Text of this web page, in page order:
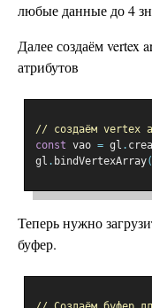
любые данные до 4
Далее создаём vertex
атрибутов
// создаём vertex
const vao = gl .
gl . bindVertexArray(
Теперь нужно
буфер.